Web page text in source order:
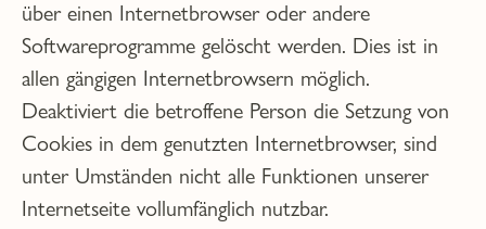
über einen Internetbrowser oder andere
Softwareprogramme gelöscht werden. Dies ist in
allen gängigen Internetbrowsern möglich.
Deaktiviert die betroffene Person die Setzung von
Cookies in dem genutzten Internetbrowser, sind
unter Umständen nicht alle Funktionen unserer
Internetseite vollumfänglich nutzbar.